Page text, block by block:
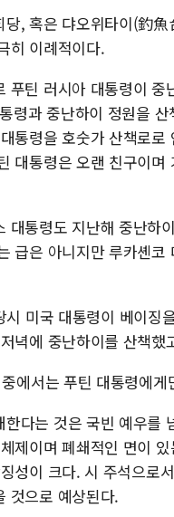
, 혹은 댜오위타이(釣
히 이례적이다.
푸틴 러시아 대통령이
령과 중난하이 정원을
통령을 호숫가 산책로
대통령은 오랜 친구이
대통령도 지난해 중난하
급은 아니지만 루카셴
미국 대통령이 베이징
녁에 중난하이를 산책
에서는 푸틴 대통령에
다는 것은 국빈 예우를
제이며 폐쇄적인 면이
성이 크다. 시 주석으로
것으로 예상된다.